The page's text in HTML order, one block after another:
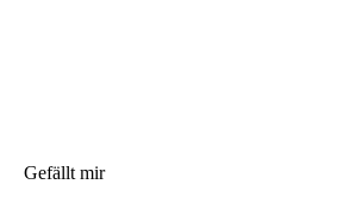
Gefällt mir